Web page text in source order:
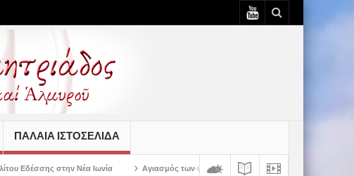
ΠΑΛΑΙΆ ΙΣΤΟΣΕΛΊΔΑ
Αγιασμός των πρώτων ολοκληρωμένων κελιών της Παλαιάς Ιεράς Μονής